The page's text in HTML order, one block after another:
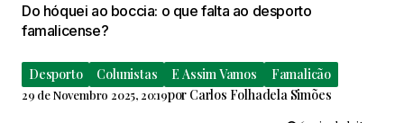
Do hóquei ao boccia: o que falta ao desporto
famalicense?
Desporto Colunistas E Assim Vamos Famalicão
29 de Novembro 2025, 20:19por Carlos Folhadela Simões